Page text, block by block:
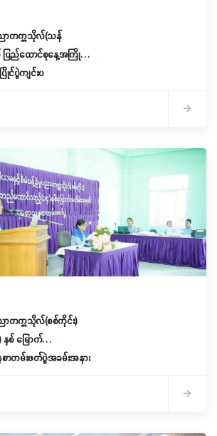
ာတက္ကသိုလ်(သန်
ပြည်ထောင်စုနေ့အကြို
င်ပွဲကျင်းပ
ာတက္ကသိုလ်(စစ်ကိုင်း)
စ် မြောက်
မ်းဖတ်ပွဲအခမ်းအနား